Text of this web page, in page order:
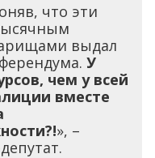
что эти
выдал
У
чем у всей
вместе
», –